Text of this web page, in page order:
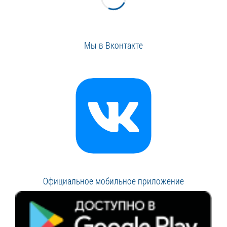
Мы в Вконтакте
Официальное мобильное приложение